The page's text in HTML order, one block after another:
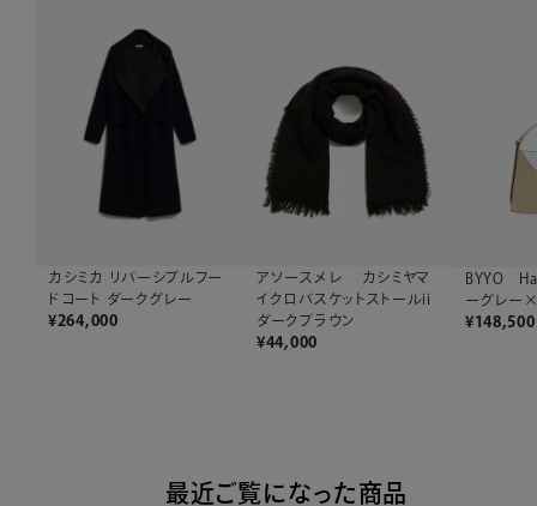
カシミカ リバーシブルフー
ドコート ダークグレー
¥264,000
アソースメレ カシミヤマ
イクロバスケットストールii
ダークブラウン
¥44,000
BYYO
ーグレー×
¥148,500
最近ご覧になった商品